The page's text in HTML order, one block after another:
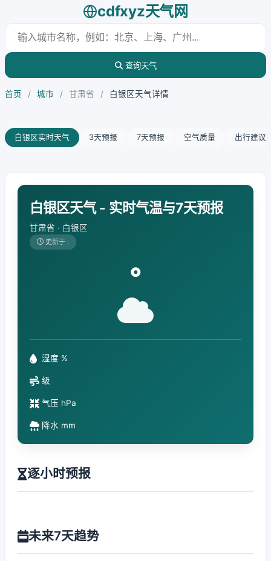
cdfxyz天气网
查询天气
首页 / 城市 / 甘肃省 / 白银区天气详情
白银区实时天气 3天预报 7天预报 空气质量 出行建议
白银区天气 - 实时气温与7天预报
甘肃省 · 白银区
更新于 :
°
湿度 %
级
气压 hPa
降水 mm
逐小时预报
未来7天趋势